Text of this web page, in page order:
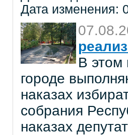
Дата изменения:
В этом
городе
наказах
собрания
наказах